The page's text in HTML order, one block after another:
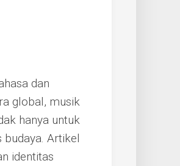
dan
global, musik
hanya untuk
budaya. Artikel
identitas